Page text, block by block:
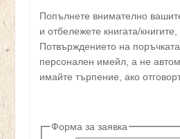
Попълнете внимателно
и отбележете книгата/
Потвърждението на
персонален имейл, а не
имайте търпение, ако
Форма за заявка